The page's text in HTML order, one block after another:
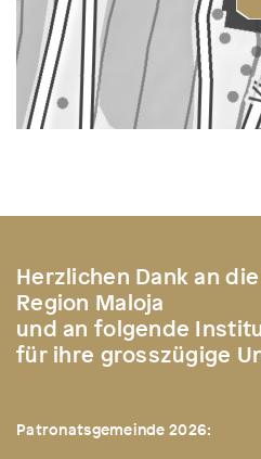
Herzlichen Dank an
Region Maloja
und an folgende
für ihre grosszügige
Patronatsgemeinde 2026: